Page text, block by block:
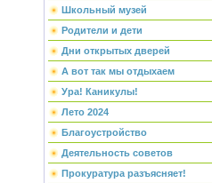
Школьный музей
Родители и дети
Дни открытых дверей
А вот так мы отдыхаем
Ура! Каникулы!
Лето 2024
Благоустройство
Деятельность советов
Прокуратура разъясняет!